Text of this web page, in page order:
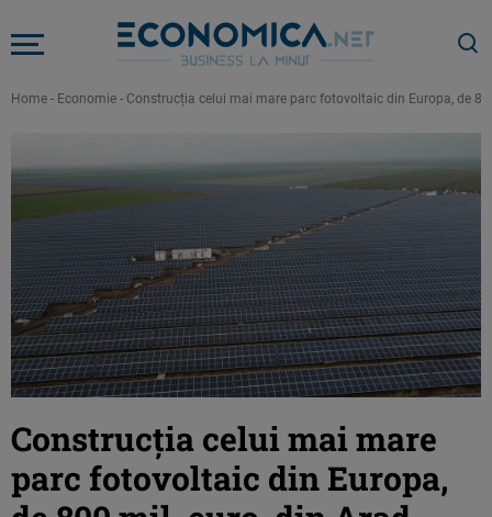
Home - Economie - Construcția celui mai mare parc fotovoltaic din Europa, de
Construcția celui mai mare
parc fotovoltaic din Europa,